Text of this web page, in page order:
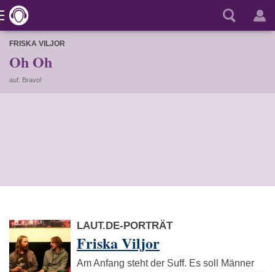
FRISKA VILJOR
Oh Oh
auf: Bravo!
LAUT.DE-PORTRÄT
Friska Viljor
Am Anfang steht der Suff. Es soll Männer